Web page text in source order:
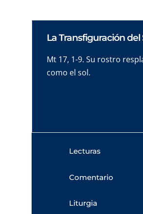
La Transfiguración del
Mt 17, 1-9. Su rostro
como el sol.
Lecturas
Comentario
Liturgia